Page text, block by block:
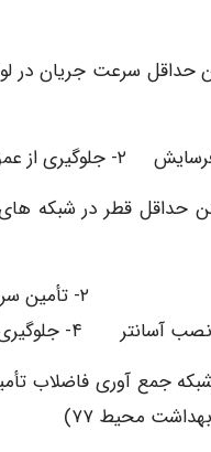
حداقل سرعت جریان
حداقل قطر در شبکه
جمع آوری فاضلاب
محیط ۷۷)